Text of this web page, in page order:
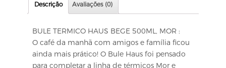
Descrição Avaliações (0)
BULE TERMICO HAUS BEGE 500ML, MOR :
O café da manhã com amigos e família ficou
ainda mais prático! O Bule Haus foi pensado
para completar a linha de térmicos Mor e